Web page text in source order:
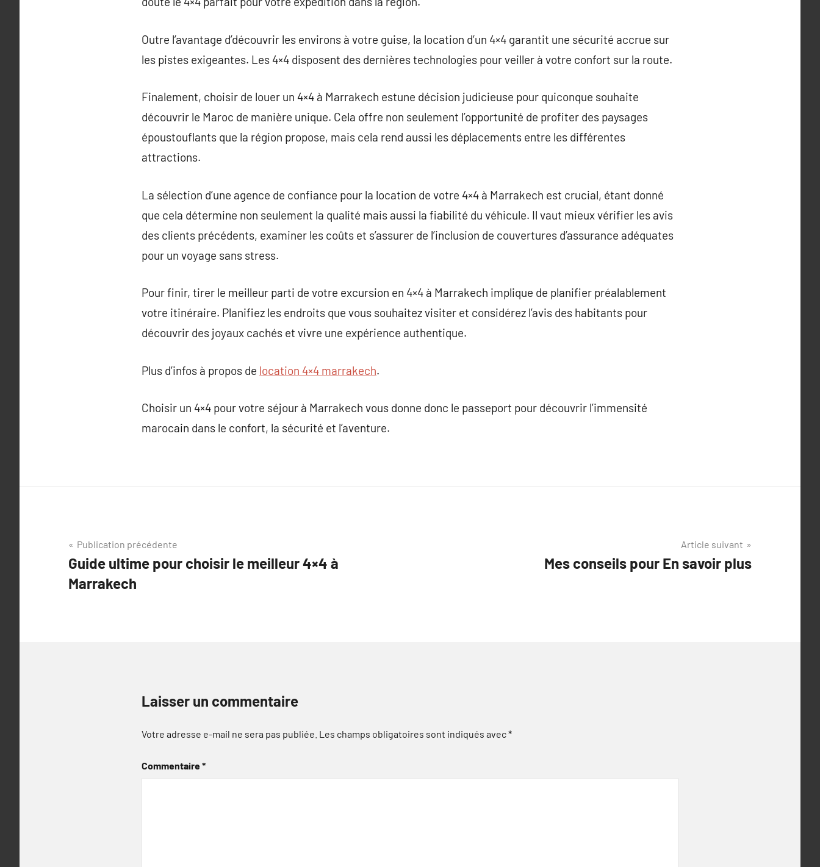
Outre l’avantage d’découvrir les environs à votre guise, la location d’un 4×4 garantit une sécurité accrue sur
les pistes exigeantes. Les 4×4 disposent des dernières technologies pour veiller à votre confort sur la route.
Finalement, choisir de louer un 4×4 à Marrakech estune décision judicieuse pour quiconque souhaite
découvrir le Maroc de manière unique. Cela offre non seulement l’opportunité de profiter des paysages
époustouflants que la région propose, mais cela rend aussi les déplacements entre les différentes
attractions.
La sélection d’une agence de confiance pour la location de votre 4×4 à Marrakech est crucial, étant donné
que cela détermine non seulement la qualité mais aussi la fiabilité du véhicule. Il vaut mieux vérifier les avis
des clients précédents, examiner les coûts et s’assurer de l’inclusion de couvertures d’assurance adéquates
pour un voyage sans stress.
Pour finir, tirer le meilleur parti de votre excursion en 4×4 à Marrakech implique de planifier préalablement
votre itinéraire. Planifiez les endroits que vous souhaitez visiter et considérez l’avis des habitants pour
découvrir des joyaux cachés et vivre une expérience authentique.
Plus d’infos à propos de location 4×4 marrakech.
Choisir un 4×4 pour votre séjour à Marrakech vous donne donc le passeport pour découvrir l’immensité
marocain dans le confort, la sécurité et l’aventure.
Navigation
de
l’article
Publication précédente
Guide ultime pour choisir le meilleur 4×4 à
Marrakech
Article suivant
Mes conseils pour En savoir plus
Laisser un commentaire
Votre adresse e-mail ne sera pas publiée. Les champs obligatoires sont indiqués avec*
Commentaire*